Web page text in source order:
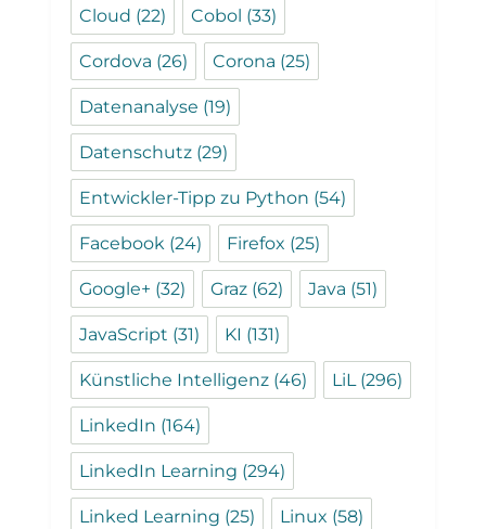
Cloud (22) Cobol (33)
Cordova (26) Corona (25)
Datenanalyse (19)
Datenschutz (29)
Entwickler-Tipp zu Python (54)
Facebook (24) Firefox (25)
Google+ (32) Graz (62) Java (51)
JavaScript (31) KI (131)
Künstliche Intelligenz (46) LiL (296)
LinkedIn (164)
LinkedIn Learning (294)
Linked Learning (25) Linux (58)